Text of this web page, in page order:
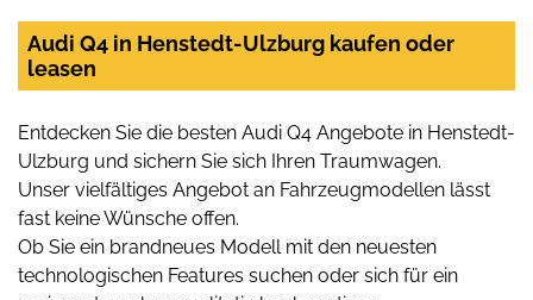
Audi Q4 in Henstedt-Ulzburg kaufen oder
leasen
Entdecken Sie die besten Audi Q4 Angebote in Henstedt-
Ulzburg und sichern Sie sich Ihren Traumwagen.
Unser vielfältiges Angebot an Fahrzeugmodellen lässt
fast keine Wünsche offen.
Ob Sie ein brandneues Modell mit den neuesten
technologischen Features suchen oder sich für ein